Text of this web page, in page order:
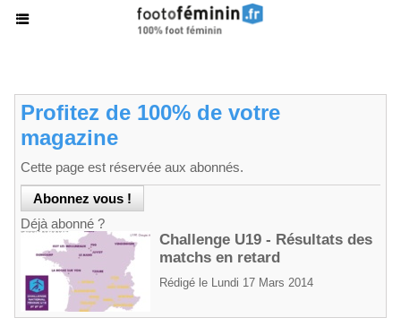
Profitez de 100% de votre
magazine
Cette page est réservée aux abonnés.
Déjà abonné ?
Challenge U19 - Résultats des
matchs en retard
Rédigé le Lundi 17 Mars 2014